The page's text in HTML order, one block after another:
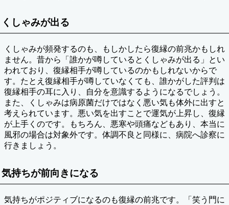
くしゃみが出る
くしゃみが頻発するのも、もしかしたら復縁の前兆かもしれ
ません。昔から「誰かが噂しているとくしゃみが出る」とい
われており、復縁相手が噂しているのかもしれないからで
す。たとえ復縁相手が噂していなくても、誰かがした評判は
復縁相手の耳に入り、自分を意識するようになるでしょう。
また、くしゃみは病原菌だけではなく悪い気も体外に出すと
考えられています。悪い気を出すことで運気が上昇し、復縁
が上手くのです。もちろん、悪寒や頭痛などもあり、本当に
風邪の場合は対象外です。体調不良と同様に、病院へ診察に
行きましょう。
気持ちが前向きになる
気持ちがポジティブになるのも復縁の前兆です。「笑う門に